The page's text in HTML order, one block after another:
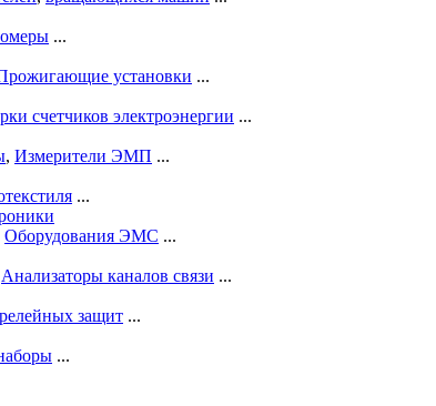
...
установки ...
счетчиков электроэнергии ...
, Измерители ЭМП ...
...
Оборудования ЭМС ...
Анализаторы каналов связи ...
защит ...
...